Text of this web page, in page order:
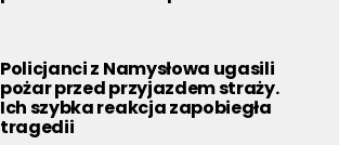
Policjanci z Namysłowa ugasili
pożar przed przyjazdem straży.
Ich szybka reakcja zapobiegła
tragedii